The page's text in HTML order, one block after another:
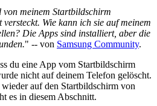
meinem Startbildschirm
Wie kann ich sie auf meinem
Die Apps sind installiert, aber die
" -- von Samsung Community.
du eine App vom Startbildschirm
nicht auf deinem Telefon gelöscht.
auf den Startbildschirm von
es in diesem Abschnitt.